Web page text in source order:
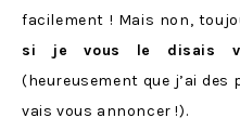
facilement ! Mais non,
si je vous le disais
(heureusement que j’ai
vais vous annoncer !).